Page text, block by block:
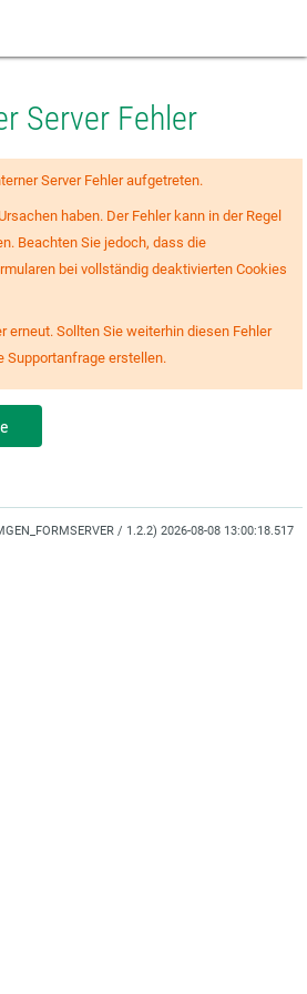
Server Fehler
Server Fehler aufgetreten.
haben. Der Fehler kann in der Regel
Beachten Sie jedoch, dass die
bei vollständig deaktivierten Cookies
erneut. Sollten Sie weiterhin diesen Fehler
Supportanfrage erstellen.
/ 1.2.2) 2026-08-08 13:00:18.517